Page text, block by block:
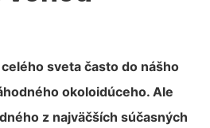
sveta často do nášho
okoloidúceho. Ale
z najväčších súčasných